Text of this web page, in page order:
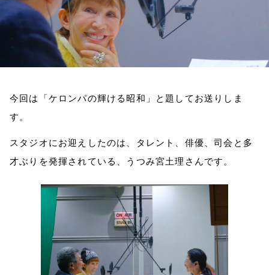
今回は「ケロンパの輝ける昭和」と題してお送りしま
す。
スタジオにお迎えしたのは、タレント、俳優、司会と多
才ぶりを発揮されている、うつみ宮土理さんです。